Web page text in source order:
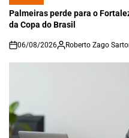
IN
Palmeiras perde para o
da Copa do Brasil
on
06/08/2026 Roberto Zago